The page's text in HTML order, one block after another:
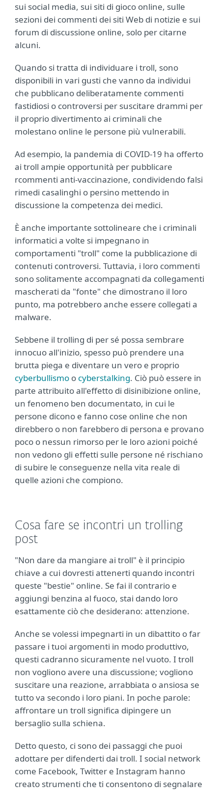
sui social media, sui siti di gioco online, sulle
sezioni dei commenti dei siti Web di notizie e sui
forum di discussione online, solo per citarne
alcuni.
Quando si tratta di individuare i troll, sono
disponibili in vari gusti che vanno da individui
che pubblicano deliberatamente commenti
fastidiosi o controversi per suscitare drammi per
il proprio divertimento ai criminali che
molestano online le persone più vulnerabili.
Ad esempio, la pandemia di COVID-19 ha offerto
ai troll ampie opportunità per pubblicare
rcommenti anti-vaccinazione, condividendo falsi
rimedi casalinghi o persino mettendo in
discussione la competenza dei medici.
È anche importante sottolineare che i criminali
informatici a volte si impegnano in
comportamenti "troll" come la pubblicazione di
contenuti controversi. Tuttavia, i loro commenti
sono solitamente accompagnati da collegamenti
mascherati da "fonte" che dimostrano il loro
punto, ma potrebbero anche essere collegati a
malware.
Sebbene il trolling di per sé possa sembrare
innocuo all'inizio, spesso può prendere una
brutta piega e diventare un vero e proprio
cyberbullismo o cyberstalking. Ciò può essere in
parte attribuito all'effetto di disinibizione online,
un fenomeno ben documentato, in cui le
persone dicono e fanno cose online che non
direbbero o non farebbero di persona e provano
poco o nessun rimorso per le loro azioni poiché
non vedono gli effetti sulle persone né rischiano
di subire le conseguenze nella vita reale di
quelle azioni che compiono.
Cosa fare se incontri un trolling
post
"Non dare da mangiare ai troll" è il principio
chiave a cui dovresti attenerti quando incontri
queste "bestie" online. Se fai il contrario e
aggiungi benzina al fuoco, stai dando loro
esattamente ciò che desiderano: attenzione.
Anche se volessi impegnarti in un dibattito o far
passare i tuoi argomenti in modo produttivo,
questi cadranno sicuramente nel vuoto. I troll
non vogliono avere una discussione; vogliono
suscitare una reazione, arrabbiata o ansiosa se
tutto va secondo i loro piani. In poche parole:
affrontare un troll significa dipingere un
bersaglio sulla schiena.
Detto questo, ci sono dei passaggi che puoi
adottare per difenderti dai troll. I social network
come Facebook, Twitter e Instagram hanno
creato strumenti che ti consentono di segnalare